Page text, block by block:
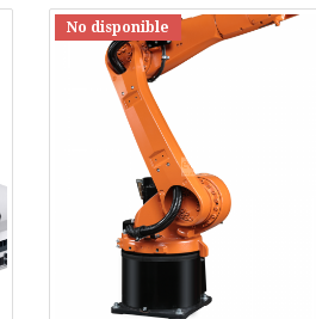
No disponible